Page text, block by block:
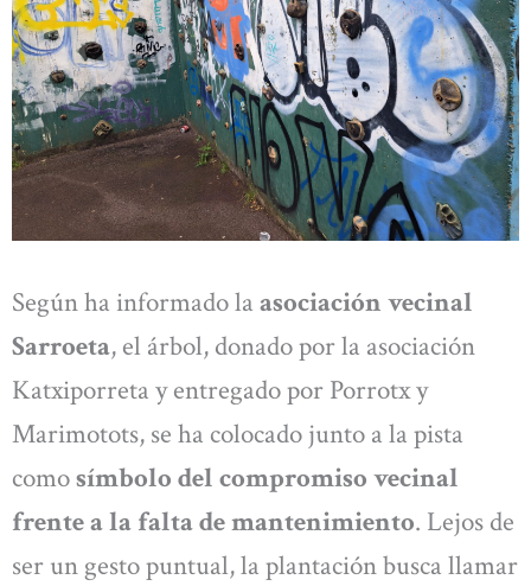
Según ha informado la asociación vecinal
Sarroeta, el árbol, donado por la asociación
Katxiporreta y entregado por Porrotx y
Marimotots, se ha colocado junto a la pista
comosímbolo del compromiso vecinal
frente a la falta de mantenimiento. Lejos de
ser un gesto puntual, la plantación busca llamar